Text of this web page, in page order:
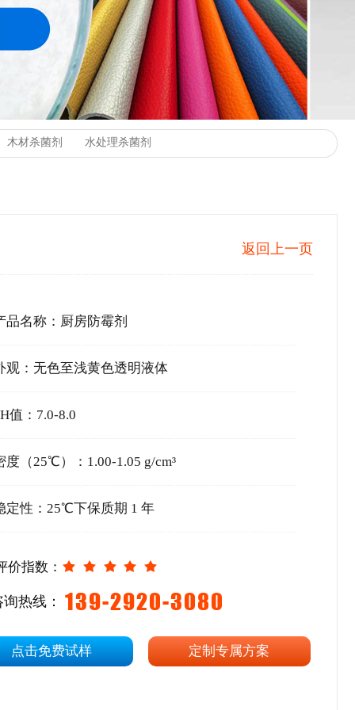
返回上一页
品名称：厨房防霉剂
观：无色至浅黄色透明液体
值：7.0-8.0
度（25℃）：1.00-1.05 g/cm³
定性：25℃下保质期 1 年
价指数：
热线： 139-2920-3080
点击免费试样 定制专属方案